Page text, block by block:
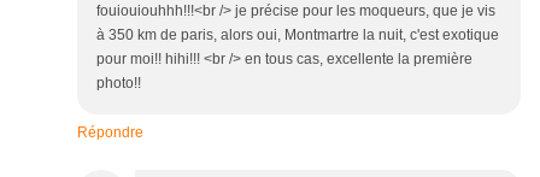
fouiouiouhhh!!!<br /> je précise pour les moqueurs, que je vis
à 350 km de paris, alors oui, Montmartre la nuit, c'est exotique
pour moi!! hihi!!! <br /> en tous cas, excellente la première
photo!!
Répondre